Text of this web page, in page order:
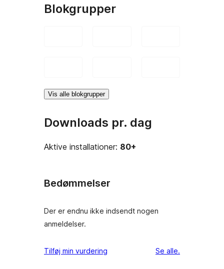
Blokgrupper
Vis alle blokgrupper
Downloads pr. dag
Aktive installationer: 80+
Bedømmelser
Der er endnu ikke indsendt nogen
anmeldelser.
Tilføj min vurdering Se alle.